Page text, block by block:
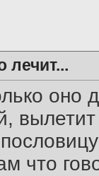
лечит...
оно
что